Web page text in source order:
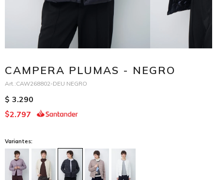
CAMPERA PLUMAS - NEGRO
CAW268802-DEU NEGRO
$ 3.290
$2.797
Variantes: